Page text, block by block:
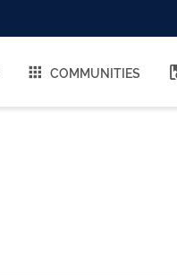
COMMUNITIES